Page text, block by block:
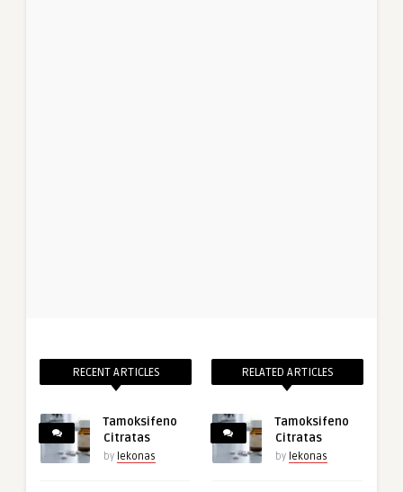
RECENT ARTICLES
Tamoksifeno
Citratas
by lekonas
RELATED ARTICLES
Tamoksifeno
Citratas
by lekonas